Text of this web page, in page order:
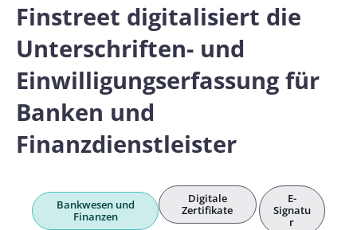
Finstreet digitalisiert die
Unterschriften- und
Einwilligungserfassung für
Banken und
Finanzdienstleister
Bankwesen und
Finanzen
Digitale
Zertifikate
E-
Signatu
r